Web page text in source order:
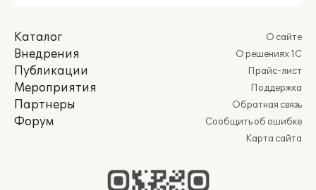
Каталог
Внедрения
Публикации
Мероприятия
Партнеры
Форум
О сайте
О решениях 1С
Прайс-лист
Поддержка
Обратная связь
Сообщить об ошибке
Карта сайта